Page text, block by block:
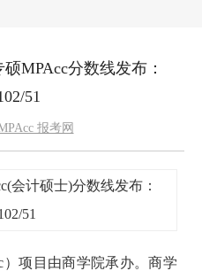
MPAcc分数线发布：
51
报考网
项目由商学院承办。商学